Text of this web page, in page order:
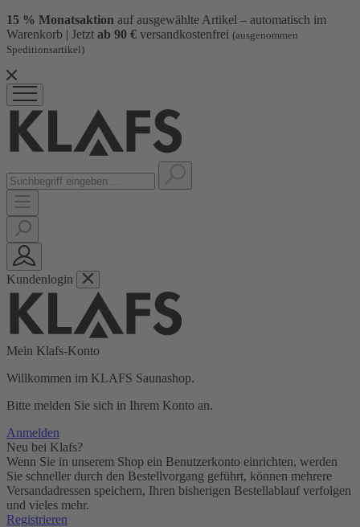
15 % Monatsaktion auf ausgewählte Artikel – automatisch im
Warenkorb | Jetzt ab 90 € versandkostenfrei (ausgenommen
Speditionsartikel)
Kundenlogin
Mein Klafs-Konto
Willkommen im KLAFS Saunashop.
Bitte melden Sie sich in Ihrem Konto an.
Anmelden
Neu bei Klafs?
Wenn Sie in unserem Shop ein Benutzerkonto einrichten, werden
Sie schneller durch den Bestellvorgang geführt, können mehrere
Versandadressen speichern, Ihren bisherigen Bestellablauf verfolgen
und vieles mehr.
Registrieren